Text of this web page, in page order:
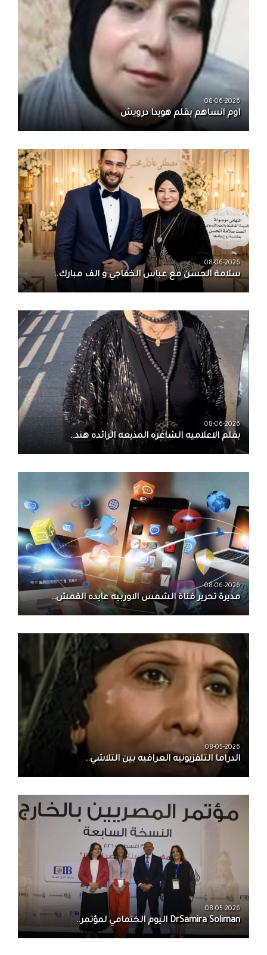
08-06-2026
اوم انساهم بقلم هويدا درويش
08-06-2026
سلامة الحسن‏ مع ‏عباس الخفاجي‏ و‏ الف مبارك..
08-06-2026
بقلم الاعلاميه الشاعره المذيعه الرائده هند..
08-06-2026
مديرة تحرير قناة الشمس الاوربيه عايده القمش..
08-05-2026
الدراما التلفزيونيه العراقيه بين التلاشي..
08-05-2026
DrSamira Soliman اليوم الختمامي لمؤتمر..